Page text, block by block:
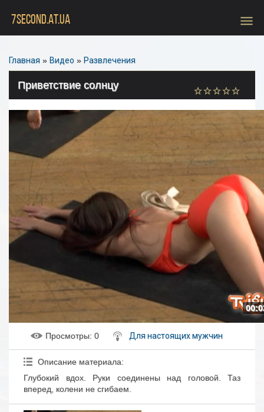
7SECOND.AT.UA menu
Главная » Видео » Развлечения
Приветствие солнцу
Просмотры: 0 Для настоящих мужчин
Описание материала:
Глубокий вдох. Руки соединены над головой. Таз
вперед, колени не сгибаем.